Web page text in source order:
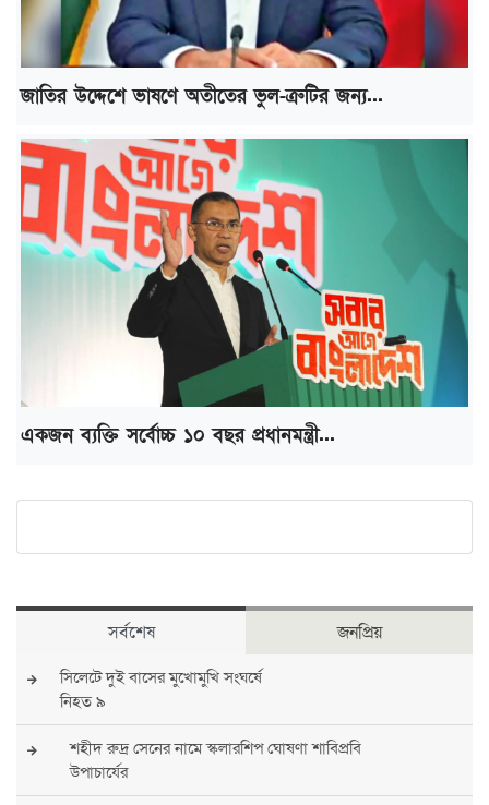
জাতির উদ্দেশে ভাষণে অতীতের ভুল-ত্রুটির জন্য...
একজন ব্যক্তি সর্বোচ্চ ১০ বছর প্রধানমন্ত্রী...
সর্বশেষ জনপ্রিয়
সিলেটে দুই বাসের মুখোমুখি সংঘর্ষে
নিহত ৯
শহীদ রুদ্র সেনের নামে স্কলারশিপ ঘোষণা শাবিপ্রবি
উপাচার্যের